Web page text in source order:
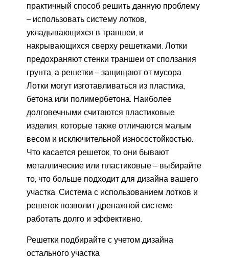
практичный способ решить данную проблему
– использовать систему лотков,
укладывающихся в траншеи, и
накрывающихся сверху решетками. Лотки
предохраняют стенки траншеи от сползания
грунта, а решетки – защищают от мусора.
Лотки могут изготавливаться из пластика,
бетона или полимербетона. Наиболее
долговечными считаются пластиковые
изделия, которые также отличаются малым
весом и исключительной износостойкостью.
Что касается решеток, то они бывают
металлические или пластиковые – выбирайте
то, что больше подходит для дизайна вашего
участка. Система с использованием лотков и
решеток позволит дренажной системе
работать долго и эффективно.
Решетки подбирайте с учетом дизайна
остального участка